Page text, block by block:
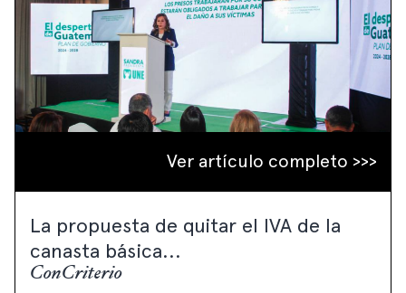
Ver artículo completo >>>
La propuesta de quitar el IVA de la
canasta básica...
ConCriterio